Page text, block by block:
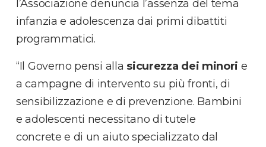
l’Associazione denuncia l’assenza del tema
infanzia e adolescenza dai primi dibattiti
programmatici.
“Il Governo pensi alla sicurezza dei minori e
a campagne di intervento su più fronti, di
sensibilizzazione e di prevenzione. Bambini
e adolescenti necessitano di tutele
concrete e di un aiuto specializzato dal